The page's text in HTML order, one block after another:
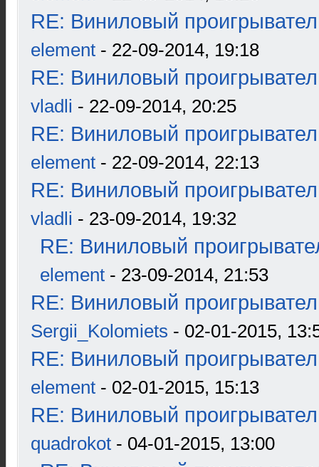
RE: Виниловый
element - 22-09-2014, 19:18
RE: Виниловый
vladli - 22-09-2014, 20:25
RE: Виниловый
element - 22-09-2014, 22:13
RE: Виниловый
vladli - 23-09-2014, 19:32
RE: Виниловый
element - 23-09-2014, 21:53
RE: Виниловый
Sergii_Kolomiets - 02-01-2015,
RE: Виниловый
element - 02-01-2015, 15:13
RE: Виниловый
quadrokot - 04-01-2015, 13:00